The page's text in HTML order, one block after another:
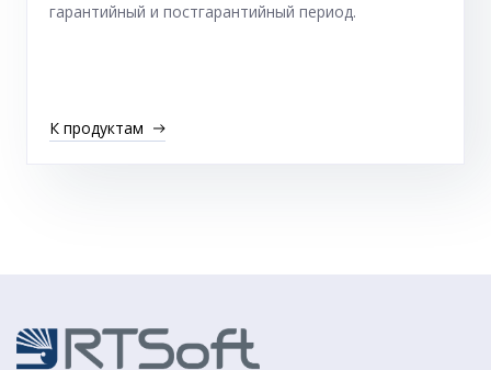
гарантийный и постгарантийный период.
К продуктам